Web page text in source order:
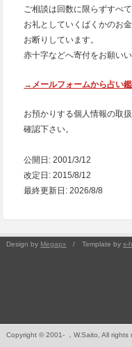
ご相談は回数に限らずすべて
お礼としていくばくかのお
お断りしています。
赤十字などへ寄付をお願いい
→メールフォームから占い
お預かりする個人情報の取
確認下さい。
公開日: 2001/3/12
改定日: 2015/8/12
最終更新日: 2026/8/8
Design by Megapx / Template bys-
Copyright © 2001- ，W.Saito, All rights